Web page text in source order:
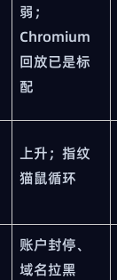
弱；
Chromium
回放已是标
配
上升；指纹
猫鼠循环
账户封停、
域名拉黑